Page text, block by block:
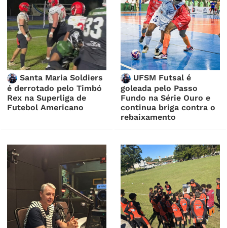
Santa Maria Soldiers
é derrotado pelo Timbó
Rex na Superliga de
Futebol Americano
UFSM Futsal é
goleada pelo Passo
Fundo na Série Ouro e
continua briga contra o
rebaixamento